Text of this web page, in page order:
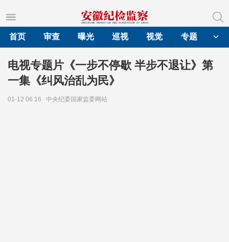
首页
审查 曝光 巡视 视觉 专题
电视专题片《一步不停歇 半步不退让》第
一集《纠风治乱为民》
01-12 06:16 中央纪委国家监委网站